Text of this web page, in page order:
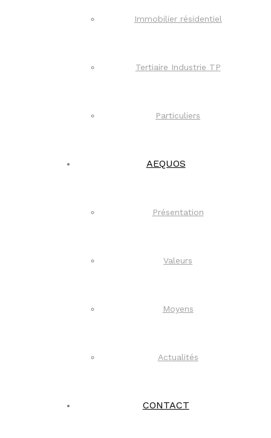
Immobilier résidentiel
Tertiaire Industrie TP
Particuliers
AEQUOS
Présentation
Valeurs
Moyens
Actualités
CONTACT